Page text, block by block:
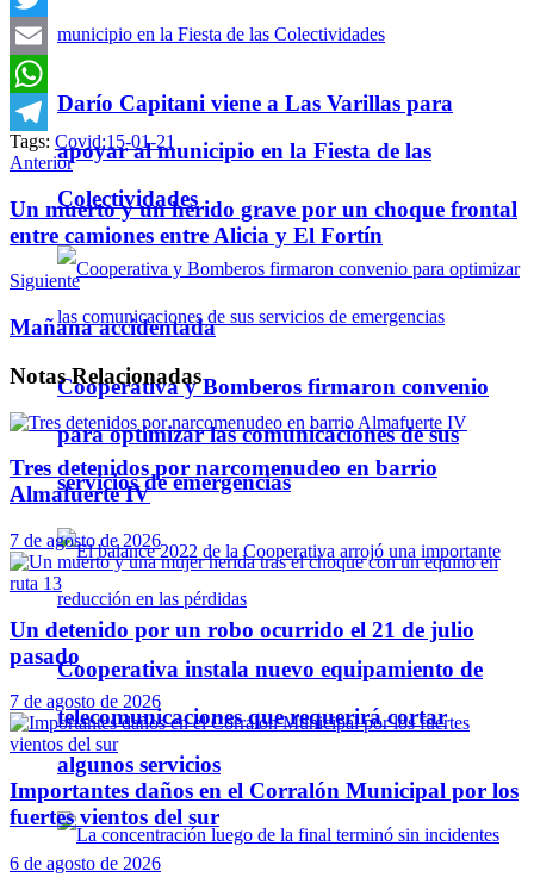
Darío Capitani viene a Las Varillas para
apoyar al municipio en la Fiesta de las
Colectividades
Cooperativa y Bomberos firmaron convenio
para optimizar las comunicaciones de sus
servicios de emergencias
Cooperativa instala nuevo equipamiento de
telecomunicaciones que requerirá cortar
algunos servicios
Twitter
Email
WhatsApp
Telegram
Tags: Covid:15-01-21
Anterior
Un muerto y un herido grave por un choque frontal
entre camiones entre Alicia y El Fortín
Siguiente
Mañana accidentada
NotasRelacionadas
Tres detenidos por narcomenudeo en barrio
Almafuerte IV
7 de agosto de 2026
Un detenido por un robo ocurrido el 21 de julio
pasado
7 de agosto de 2026
Importantes daños en el Corralón Municipal por los
fuertes vientos del sur
6 de agosto de 2026